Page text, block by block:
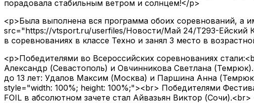
порадовала стабильным ветром и солнцем!</p>
<p>Была выполнена вся программа обоих соревнований, а
src="https://vtsport.ru/userfiles/Новости/Май 24/Т293-Ейский
в соревнованиях в классе Техно и занял 3 место в
<p>Победителями во Всероссийских соревнованиях
Александр (Севастополь) и Овчинникова Светлана
до 13 лет: Удалов Максим (Москва) и Паршина Анна
style="width: 100%; height: 100%;"><br> Победителями
FOIL в абсолютном зачете стал Айвазьян Виктор